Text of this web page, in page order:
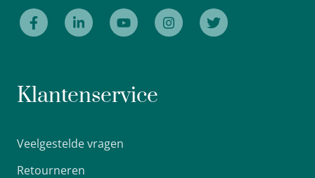
Klantenservice
Veelgestelde vragen
Retourneren